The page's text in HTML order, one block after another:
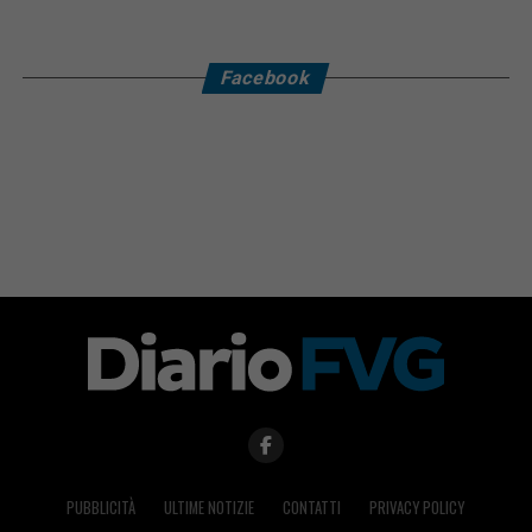
Facebook
PUBBLICITÀ ULTIME NOTIZIE CONTATTI
PRIVACY POLICY